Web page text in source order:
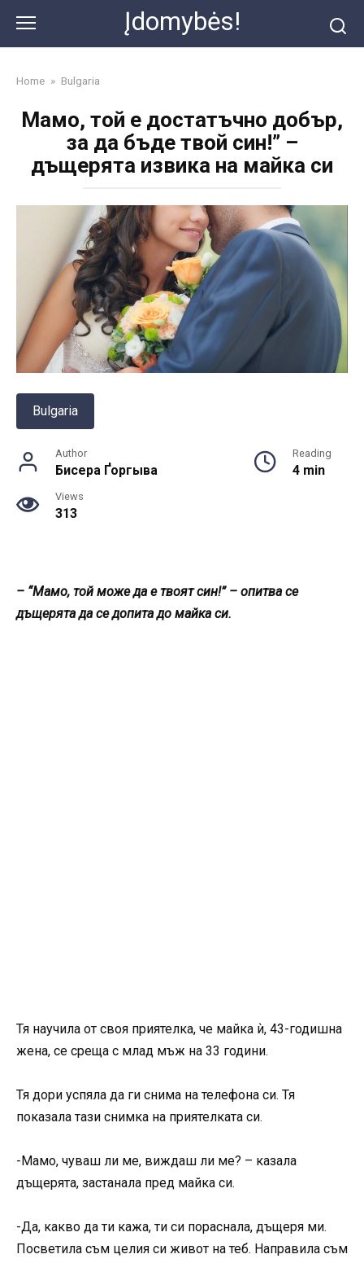
content
Įdomybės!
Home » Bulgaria
Мамо, той е достатъчно добър,
за да бъде твой син!” –
дъщерята извика на майка си
Bulgaria
Author
Бисера Ґоргыва
Reading
4 min
Views
313
– “Мамо, той може да е твоят син!” – опитва се
дъщерята да се допита до майка си.
Тя научила от своя приятелка, че майка ѝ, 43-годишна
жена, се среща с млад мъж на 33 години.
Тя дори успяла да ги снима на телефона си. Тя
показала тази снимка на приятелката си.
-Мамо, чуваш ли ме, виждаш ли ме? – казала
дъщерята, застанала пред майка си.
-Да, какво да ти кажа, ти си пораснала, дъщеря ми.
Посветила съм целия си живот на теб. Направила съм